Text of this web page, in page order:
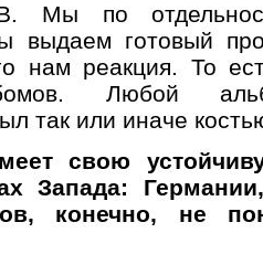
Мы по
выдаем готовый
нам реакция. То
Любой
так или иначе
свою
Запада:
конечно, не